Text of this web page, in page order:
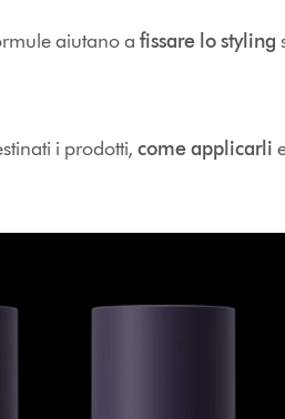
aiutano afissare lo styling
i prodotti,come applicarli